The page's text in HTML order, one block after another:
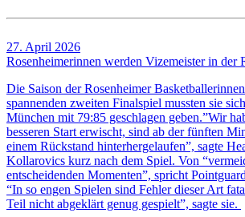
27. April 2026
Rosenheimerinnen werden Vizemeister in der
Die Saison der Rosenheimer
spannenden zweiten Finalspiel mussten sie
München mit 79:85 geschlagen geben.”Wir
besseren Start erwischt, sind ab der fünften
einem Rückstand hinterhergelaufen”, sagte
Kollarovics kurz nach dem Spiel. Von
entscheidenden Momenten”, spricht
“In so engen Spielen sind Fehler dieser Art
Teil nicht abgeklärt genug gespielt”, sagte sie.